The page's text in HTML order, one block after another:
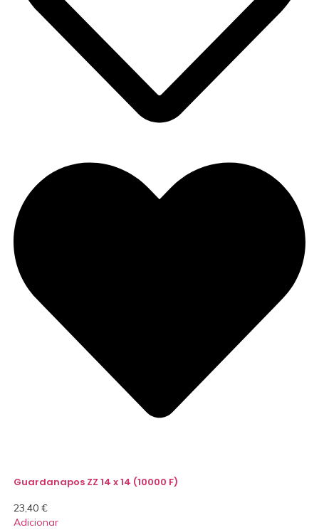
Guardanapos ZZ 14 x 14 (10000 F)
23,40 €
Adicionar